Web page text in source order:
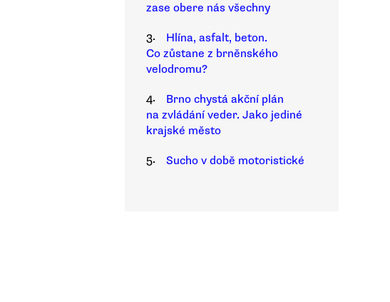
zase obere nás všechny
3.
Hlína, asfalt, beton.
Co zůstane z brněnského
velodromu?
4.
Brno chystá akční plán
na zvládání veder. Jako jediné
krajské město
5.
Sucho v době motoristické